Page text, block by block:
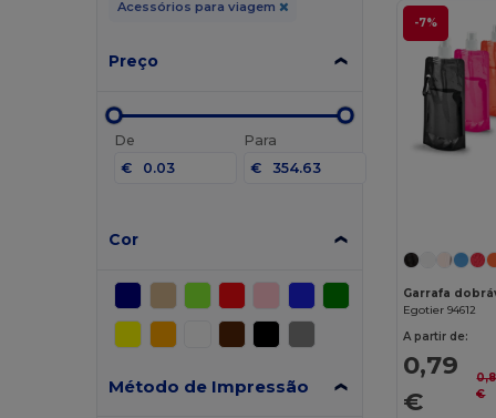
Acessórios para viagem
Preço
De
€
Para
€
Cor
Método de Impressão
-7%
Garrafa
Egotier 94612
A partir de:
0,79
€
€